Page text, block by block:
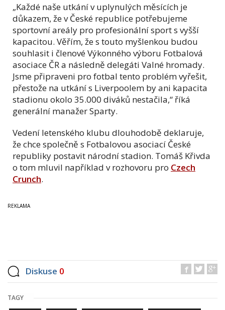
„Každé naše utkání v uplynulých měsících je
důkazem, že v České republice potřebujeme
sportovní areály pro profesionální sport s vyšší
kapacitou. Věřím, že s touto myšlenkou budou
souhlasit i členové Výkonného výboru Fotbalová
asociace ČR a následně delegáti Valné hromady.
Jsme připraveni pro fotbal tento problém vyřešit,
přestože na utkání s Liverpoolem by ani kapacita
stadionu okolo 35.000 diváků nestačila,“ říká
generální manažer Sparty.
Vedení letenského klubu dlouhodobě deklaruje,
že chce společně s Fotbalovou asociací České
republiky postavit národní stadion. Tomáš Křivda
o tom mluvil například v rozhovoru pro Czech
Crunch.
Diskuse 0
TAGY